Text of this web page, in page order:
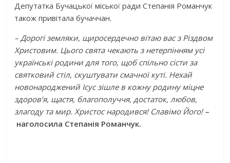
Депутатка Бучацької міської ради Степанія Романчук
також привітала бучаччан.
– Дорогі земляки, щиросердечно вітаю вас з Різдвом
Христовим. Цього свята чекають з нетерпінням усі
українські родини для того, щоб спільно сісти за
святковий стіл, скуштувати смачної куті. Нехай
новонароджений Ісус зішле в кожну родину міцне
здоров’я, щастя, благополуччя, достаток, любов,
злагоду та мир. Христос народився! Славімо Його!–
наголосила Степанія Романчук.